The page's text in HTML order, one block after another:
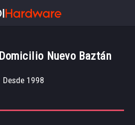
Nuevo Baztán
Desde 1998